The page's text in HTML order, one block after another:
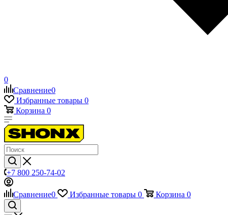
0
Сравнение0
Избранные товары 0
Корзина 0
+7 800 250-74-02
Сравнение0 Избранные товары 0 Корзина 0